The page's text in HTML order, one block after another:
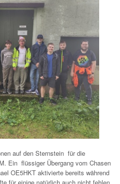
auf den Sternstein für die
Ein flüssiger Übergang vom Chasen
OE5HKT aktivierte bereits während